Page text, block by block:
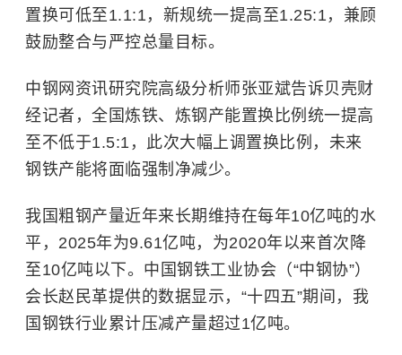
置换可低至1.1:1，新规统一提高至1.25:1，兼顾
鼓励整合与严控总量目标。
中钢网资讯研究院高级分析师张亚斌告诉贝壳财
经记者，全国炼铁、炼钢产能置换比例统一提高
至不低于1.5:1，此次大幅上调置换比例，未来
钢铁产能将面临强制净减少。
我国粗钢产量近年来长期维持在每年10亿吨的水
平，2025年为9.61亿吨，为2020年以来首次降
至10亿吨以下。中国钢铁工业协会（“中钢协”）
会长赵民革提供的数据显示，“十四五”期间，我
国钢铁行业累计压减产量超过1亿吨。